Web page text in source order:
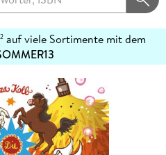
auf viele Sortimente mit dem